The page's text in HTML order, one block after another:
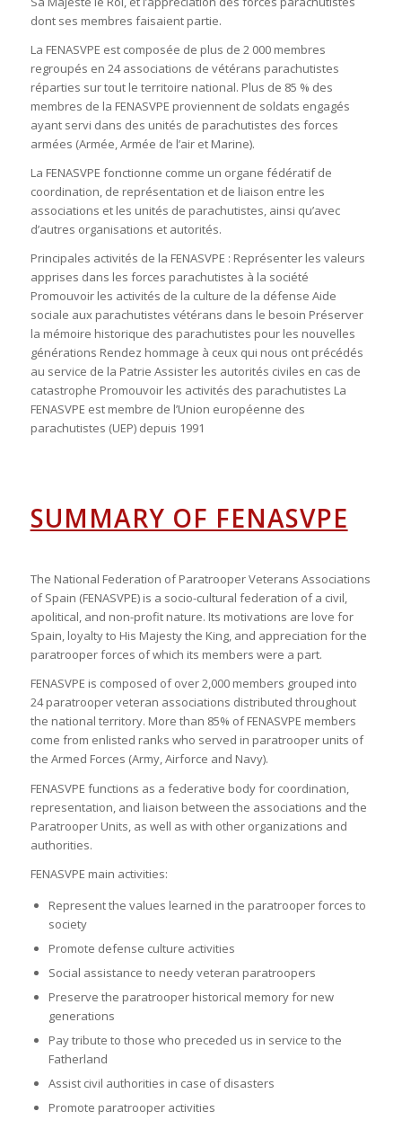
dont ses membres faisaient partie.
La FENASVPE est composée de plus de 2 000 membres
regroupés en 24 associations de vétérans parachutistes
réparties surtout le territoire national. Plus de 85 % des
membres de la FENASVPE proviennent de soldats engagés
ayant servi dans des unités de parachutistes des forces
armées (Armée,Armée de l’air et Marine).
La FENASVPE fonctionne comme un organe fédératif de
coordination, de représentation et de liaison entre les
associations et les unités de parachutistes, ainsi qu’avec
d’autres organisations et autorités.
Principales activités de la FENASVPE : Représenter les valeurs
apprises dans les forces parachutistes à la société
Promouvoir les activités de la culture de la défense Aide
sociale aux parachutistes vétérans dans le besoin Préserver
la mémoire historique des parachutistes pour les nouvelles
générations Rendez hommage à ceux qui nous ont précédés
au service de la Patrie Assister les autorités civiles en cas de
catastrophe Promouvoir les activités des parachutistes La
FENASVPE est membre de l’Union européenne des
parachutistes (UEP) depuis 1991
SUMMARY OF FENASVPE
The National Federation of Paratrooper Veterans Associations
of Spain (FENASVPE) is a socio-cultural federation of a civil,
apolitical, and non-profit nature. Its motivations are love for
Spain, loyalty to His Majesty the King, and appreciation for the
paratrooper forces of which its members were a part.
FENASVPE is composed of over 2,000 members grouped into
24 paratrooper veteran associations distributed throughout
the national territory. More than 85% of FENASVPE members
come from enlisted ranks who served in paratrooper units of
the Armed Forces (Army, Airforce and Navy).
FENASVPE functions as a federative body for coordination,
representation, and liaison between the associations and the
Paratrooper Units, as well as with other organizations and
authorities.
FENASVPE main activities:
Represent the values learned in the paratrooper forces to
society
Promote defense culture activities
Social assistance to needy veteran paratroopers
Preserve the paratrooper historical memory for new
generations
Pay tribute to those who preceded us in service to the
Fatherland
Assist civil authorities in case of disasters
Promote paratrooper activities